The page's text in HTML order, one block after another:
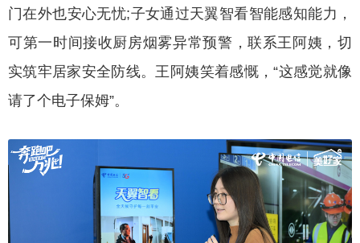
门在外也安心无忧;子女通过天翼智看智能感知能力，
可第一时间接收厨房烟雾异常预警，联系王阿姨，切
实筑牢居家安全防线。王阿姨笑着感慨，“这感觉就像
请了个电子保姆”。